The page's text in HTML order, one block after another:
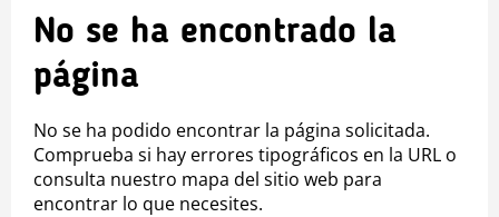
No se ha encontrado la
página
No se ha podido encontrar la página solicitada.
Comprueba si hay errores tipográficos en la URL o
consulta nuestro mapa del sitio web para
encontrar lo que necesites.